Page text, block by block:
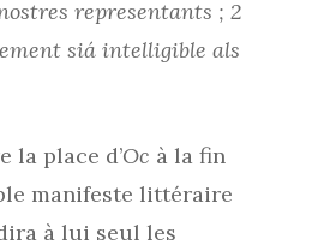
representants ; 2
siá intelligible als
la place d’Oc à la fin
manifeste littéraire
à lui seul les